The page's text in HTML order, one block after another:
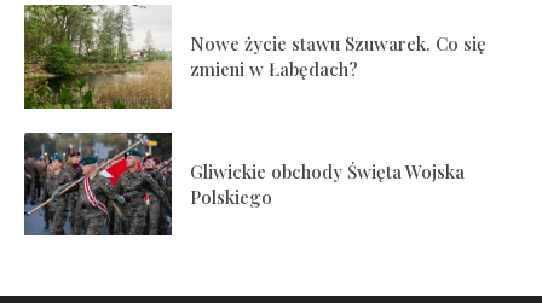
Nowe życie stawu Szuwarek. Co się
zmieni w Łabędach?
Gliwickie obchody Święta Wojska
Polskiego